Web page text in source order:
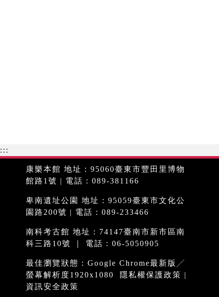
:::
康樂本館 地址：95060臺東市豐田里博物
館路1號 | 電話：089-381166
卑南遺址公園 地址：95059臺東市文化公
園路200號 | 電話：089-233466
南科考古館 地址：74147臺南市新市區南
科三路10號 ｜ 電話：06-5050905
最佳瀏覽狀態：Google Chrome最新版╱
螢幕解析度1920x1080
隱私權保護政策 |
資訊安全政策